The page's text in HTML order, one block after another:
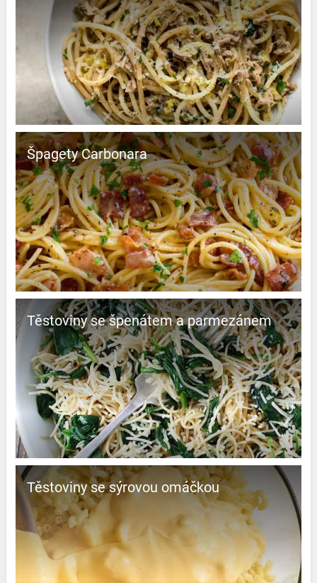
Špagety Carbonara
Těstoviny se špenátem a parmezánem
Těstoviny se sýrovou omáčkou